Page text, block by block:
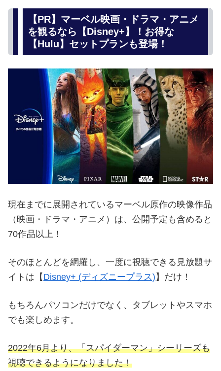
【PR】マーベル映画・ドラマ・アニメ
を観るなら【Disney+】！お得な
【Hulu】セットプランも登場！
現在までに展開されているマーベル原作の映像作品
（映画・ドラマ・アニメ）は、公開予定も含めると
70作品以上！
そのほとんどを網羅し、一度に視聴できる見放題サ
イトは【 Disney+ (ディズニープラス) 】だけ！
もちろんパソコンだけでなく、タブレットやスマホ
でも楽しめます。
2022年6月より、「スパイダーマン」シーリーズも
視聴できるようになりました！